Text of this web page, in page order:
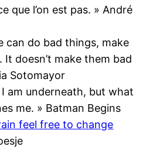
que l’on est pas. » André
can do bad things, make
It doesn’t make them bad
Sotomayor
I am underneath, but what
me. » Batman Begins
feel free to change